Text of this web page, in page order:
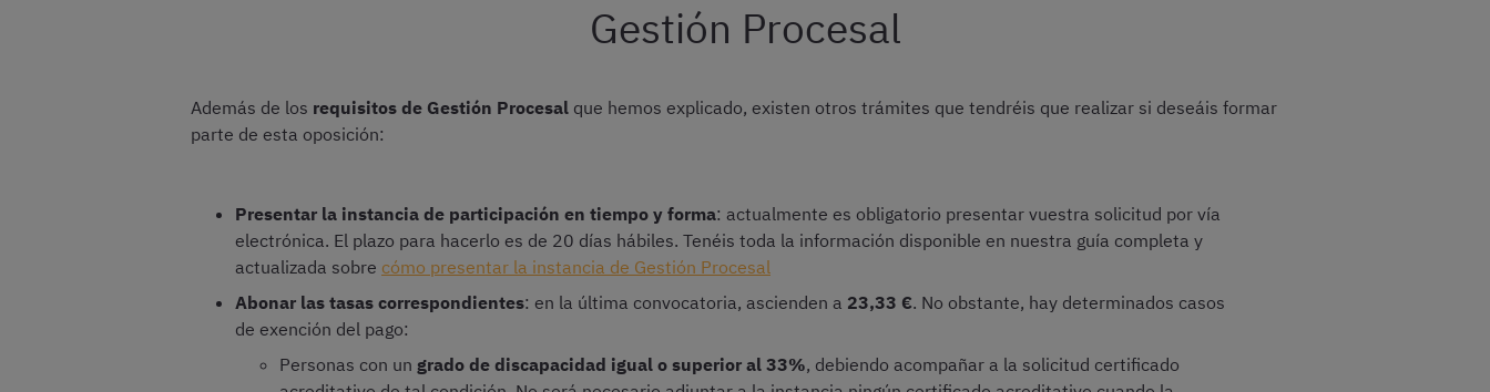
Gestión Procesal
Además de los requisitos de Gestión Procesal que hemos explicado, existen otros trámites que tendréis que realizar si deseáis formar
parte de esta oposición:
Presentar la instancia de participación en tiempo y forma: actualmente es obligatorio presentar vuestra solicitud por vía
electrónica. El plazo para hacerlo es de 20 días hábiles. Tenéis toda la información disponible en nuestra guía completa y
actualizada sobre cómo presentar la instancia de Gestión Procesal
Abonar las tasas correspondientes: en la última convocatoria, ascienden a 23,33 €. No obstante, hay determinados casos
de exención del pago:
Personas con un grado de discapacidad igual o superior al 33%, debiendo acompañar a la solicitud certificado